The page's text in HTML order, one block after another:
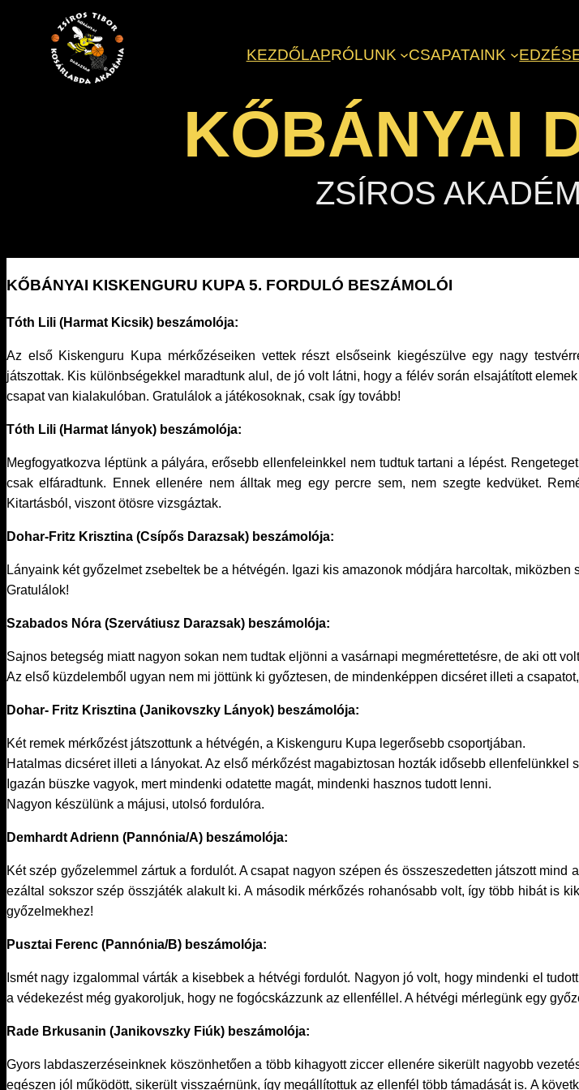
tartalomhoz
KEZDŐLAPRÓLUNK CSAPATAINK
KŐBÁNYAI
ZSÍROS
KŐBÁNYAI KISKENGURU KUPA 5. FORDULÓ BESZÁMOLÓI
Tóth Lili (Harmat Kicsik) beszámolója:
Az első Kiskenguru Kupa mérkőzéseiken vettek részt elsőseink kiegészülve egy nagy
játszottak. Kis különbségekkel maradtunk alul, de jó volt látni, hogy a félév során elsajátított
csapat van kialakulóban. Gratulálok a játékosoknak, csak így tovább!
Tóth Lili (Harmat lányok) beszámolója:
Megfogyatkozva léptünk a pályára, erősebb ellenfeleinkkel nem tudtuk tartani a lépést.
csak elfáradtunk. Ennek ellenére nem álltak meg egy percre sem, nem szegte kedvüket.
Kitartásból, viszont ötösre vizsgáztak.
Dohar-Fritz Krisztina (Csípős Darazsak) beszámolója:
Lányaink két győzelmet zsebeltek be a hétvégén. Igazi kis amazonok módjára harcoltak,
Gratulálok!
Szabados Nóra (Szervátiusz Darazsak) beszámolója:
Sajnos betegség miatt nagyon sokan nem tudtak eljönni a vasárnapi megmérettetésre, de aki ott
Az első küzdelemből ugyan nem mi jöttünk ki győztesen, de mindenképpen dicséret illeti a
Dohar- Fritz Krisztina (Janikovszky Lányok) beszámolója:
Két remek mérkőzést játszottunk a hétvégén, a Kiskenguru Kupa legerősebb csoportjában.
Hatalmas dicséret illeti a lányokat. Az első mérkőzést magabiztosan hozták idősebb
Igazán büszke vagyok, mert mindenki odatette magát, mindenki hasznos tudott lenni.
Nagyon készülünk a májusi, utolsó fordulóra.
Demhardt Adrienn (Pannónia/A) beszámolója:
Két szép győzelemmel zártuk a fordulót. A csapat nagyon szépen és összeszedetten játszott
ezáltal sokszor szép összjáték alakult ki. A második mérkőzés rohanósabb volt, így több hibát is
győzelmekhez!
Pusztai Ferenc (Pannónia/B) beszámolója:
Ismét nagy izgalommal várták a kisebbek a hétvégi fordulót. Nagyon jó volt, hogy mindenki el
a védekezést még gyakoroljuk, hogy ne fogócskázzunk az ellenféllel. A hétvégi mérlegünk egy
Rade Brkusanin (Janikovszky Fiúk) beszámolója:
Gyors labdaszerzéseinknek köszönhetően a több kihagyott ziccer ellenére sikerült nagyobb
egészen jól működött, sikerült visszaérnünk, így megállítottuk az ellenfél több támadását is. A